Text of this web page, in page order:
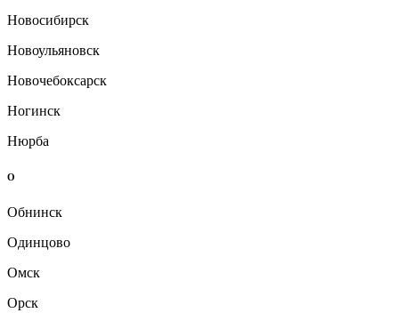
Новосибирск
Новоульяновск
Новочебоксарск
Ногинск
Нюрба
О
Обнинск
Одинцово
Омск
Орск